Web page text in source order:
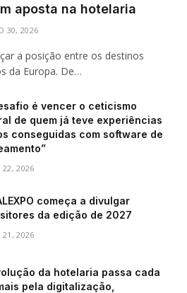
aposta na hotelaria
30, 2026
a posição entre os destinos
da Europa. De…
é vencer o ceticismo
de quem já teve experiências
conseguidas com software de
22, 2026
começa a divulgar
da edição de 2027
21, 2026
da hotelaria passa cada
pela digitalização,